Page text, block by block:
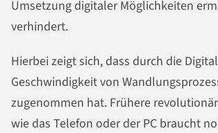
Umsetzung digitaler Möglichkeiten
verhindert.
Hierbei zeigt sich, dass durch die
Geschwindigkeit von
zugenommen hat. Frühere
wie das Telefon oder der PC braucht